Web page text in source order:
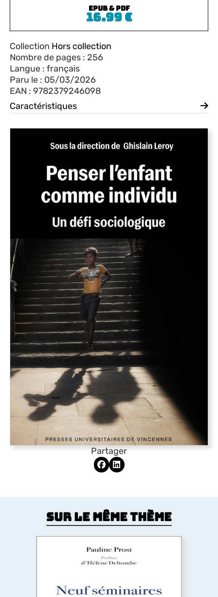
Partager
ePub & PDF
16.99€
Collection Hors collection
Nombre de pages : 256
Langue : français
Paru le : 05/03/2026
EAN : 9782379246098
Caractéristiques
Sur le même thème
Neuf séminaires sur l’amour